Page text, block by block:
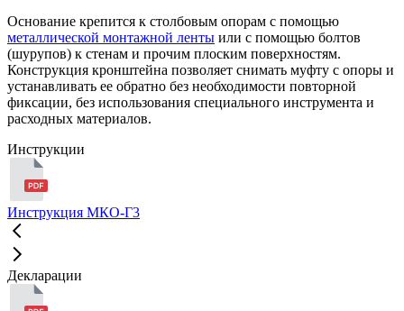
Основание крепится к столбовым опорам с помощью
металлической монтажной ленты или с помощью болтов
(шурупов) к стенам и прочим плоским поверхностям.
Конструкция кронштейна позволяет снимать муфту с опоры и
устанавливать ее обратно без необходимости повторной
фиксации, без использования специального инструмента и
расходных материалов.
Инструкции
Инструкция МКО-Г3
Декларации